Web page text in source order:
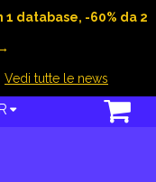
1 database, -60% da 2
Vedi tutte le news